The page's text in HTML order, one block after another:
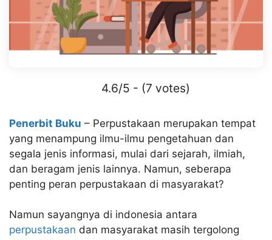
4.6/5 - (7 votes)
Penerbit Buku – Perpustakaan merupakan tempat
yang menampung ilmu-ilmu pengetahuan dan
segala jenis informasi, mulai dari sejarah, ilmiah,
dan beragam jenis lainnya. Namun, seberapa
penting peran perpustakaan di masyarakat?
Namun sayangnya di indonesia antara
perpustakaan dan masyarakat masih tergolong